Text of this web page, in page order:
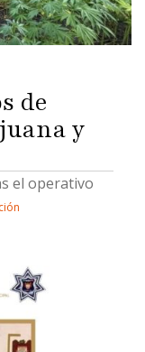
de
y
el operativo